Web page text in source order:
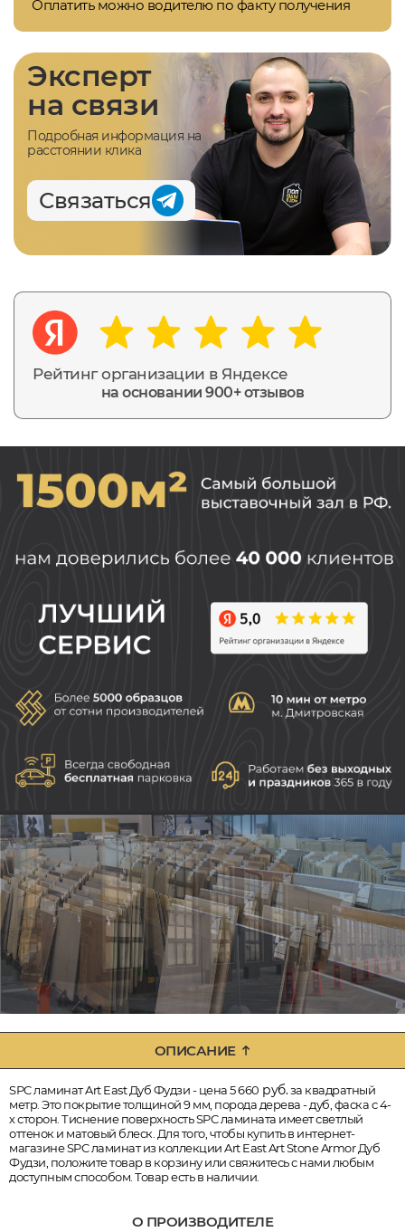
Оплатить можно водителю по факту получения
Рейтинг организации в Яндексе
на основании 900+ отзывов
Эксперт
на связи
Подробная информация на
расстоянии клика
Связаться
ОПИСАНИЕ
SPC ламинат Art East Дуб Фудзи - цена 5 660 руб.за квадратный
метр. Это покрытие толщиной 9 мм, порода дерева - дуб, фаска с 4-
х сторон. Тиснение поверхность SPC ламината имеет светлый
оттенок и матовый блеск. Для того, чтобы купить в интернет-
магазине SPC ламинат из коллекции Art East Art Stone Armor Дуб
Фудзи, положите товар в корзину или свяжитесь с нами любым
доступным способом. Товар есть в наличии.
О ПРОИЗВОДИТЕЛЕ